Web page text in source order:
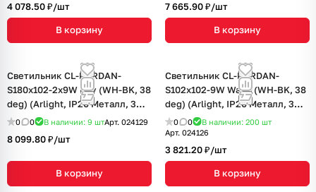
4 078.50 ₽/шт
В корзину
7 665.90 ₽/шт
В корзину
Светильник CL-KARDAN-
S180x102-2x9W Day (WH-BK, 38
deg) (Arlight, IP20 Металл, 3
года)
0 0 В наличии: 9 штАрт. 024129
8 099.80 ₽/шт
В корзину
Светильник CL-KARDAN-
S102x102-9W Warm (WH-BK, 38
deg) (Arlight, IP20 Металл, 3
года)
0 0 В наличии: 200 шт
Арт. 024126
3 821.20 ₽/шт
В корзину